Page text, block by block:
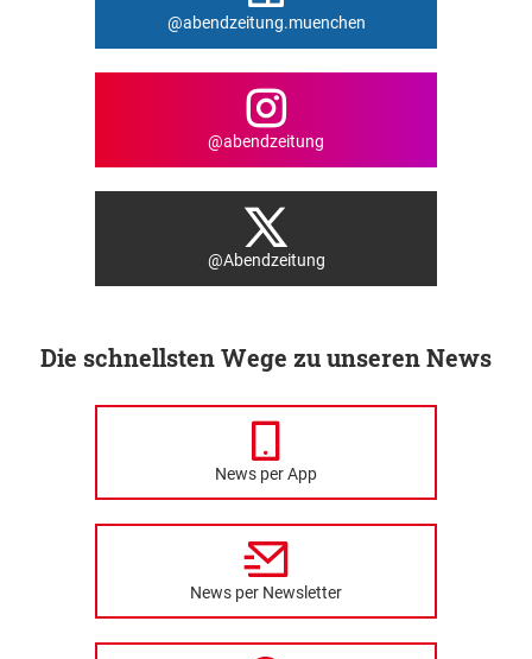
@abendzeitung.muenchen
@abendzeitung
@Abendzeitung
Die schnellsten Wege zu unseren News
News per App
News per Newsletter